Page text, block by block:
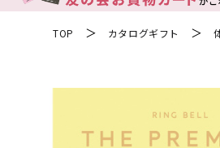
TOP ＞ カタログギフト ＞